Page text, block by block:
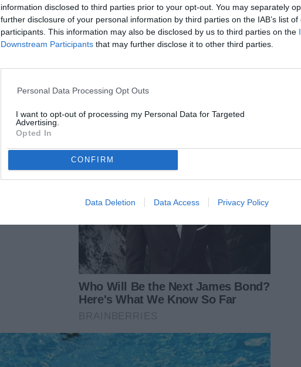
information disclosed to third parties prior to your opt-out. You may separately
further disclosure of your personal information by third parties on the IAB’s list of
participants. This information may also be disclosed by us to third parties on the
Downstream Participants that may further disclose it to other third parties.
Personal Data Processing Opt Outs
I want to opt-out of processing my Personal Data for Targeted
Advertising.
Opted In
CONFIRM
Data Deletion Data Access Privacy Policy